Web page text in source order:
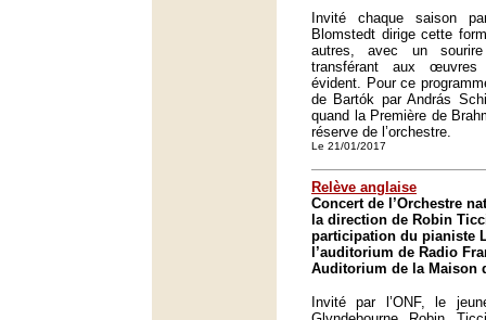
Invité chaque saison
Blomstedt dirige cette
autres, avec un
transférant aux œuvres
évident. Pour ce
de Bartók par András
quand la Première de
réserve de l’orchestre.
Le 21/01/2017
Relève anglaise
Concert de l’Orchestre
la direction de Robin
participation du pianiste
l’auditorium de Radio
Auditorium de la Maison
Invité par l’ONF, le